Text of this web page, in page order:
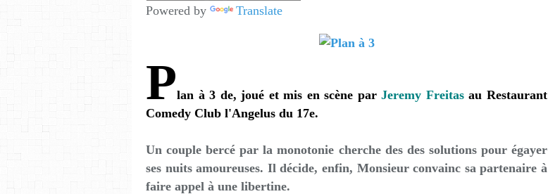
Powered by Translate
Plan à 3 de, joué et mis en scène parJeremy Freitasau Restaurant
Comedy Club l'Angelus du 17e.
Un couple bercé par la monotonie cherche des des solutions pour égayer
ses nuits amoureuses. Il décide, enfin, Monsieur convainc sa partenaire à
faire appel à une libertine.